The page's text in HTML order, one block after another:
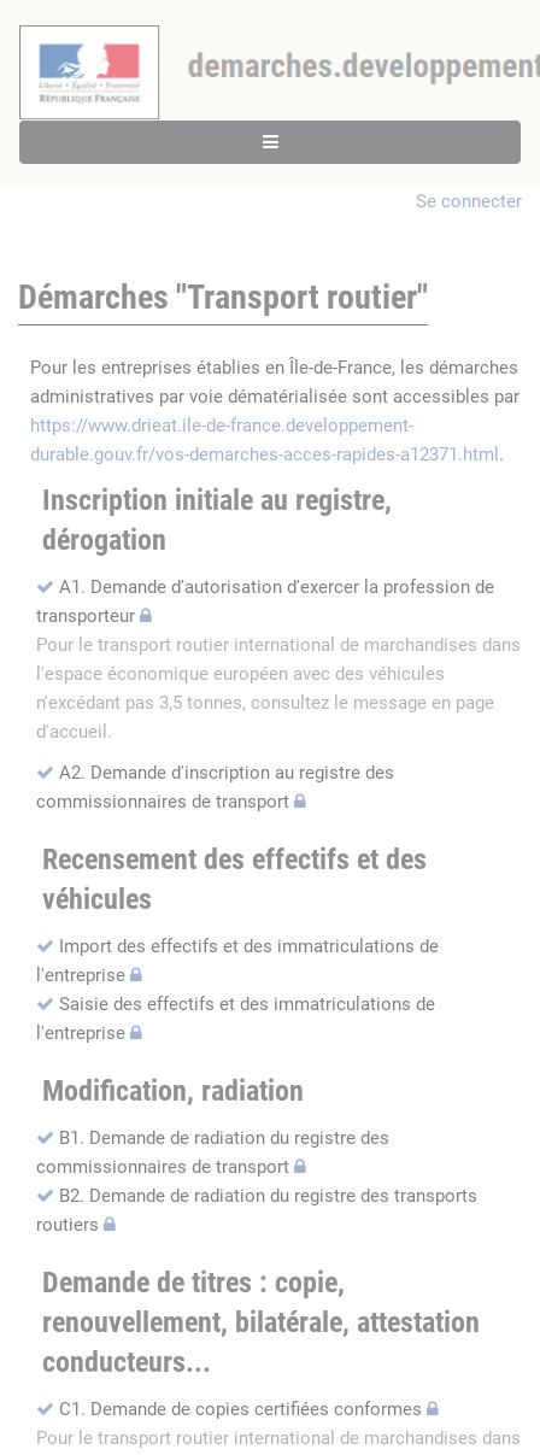
Se connecter
Démarches "Transport routier"
Pour les entreprises établies en Île-de-France, les démarches
administratives par voie dématérialisée sont accessibles par
https://www.drieat.ile-de-france.developpement-
durable.gouv.fr/vos-demarches-acces-rapides-a12371.html .
Inscription initiale au registre,
dérogation
A1. Demande d'autorisation d'exercer la profession de
transporteur
Pour le transport routier international de marchandises dans
l'espace économique européen avec des véhicules
n'excédant pas 3,5 tonnes, consultez le message en page
d'accueil.
A2. Demande d'inscription au registre des
commissionnaires de transport
Recensement des effectifs et des
véhicules
Import des effectifs et des immatriculations de
l'entreprise
Saisie des effectifs et des immatriculations de
l'entreprise
Modification, radiation
B1. Demande de radiation du registre des
commissionnaires de transport
B2. Demande de radiation du registre des transports
routiers
Demande de titres : copie,
renouvellement, bilatérale, attestation
conducteurs...
C1. Demande de copies certifiées conformes
Pour le transport routier international de marchandises dans